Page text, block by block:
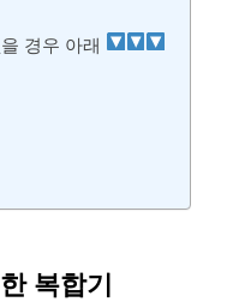
경우 아래
복합기